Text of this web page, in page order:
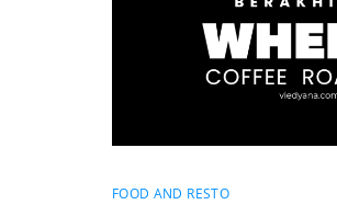
FOOD AND RESTO